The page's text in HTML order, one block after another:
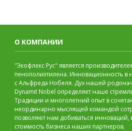
О КОМПАНИИ
"Экофлекс Рус" является
пенополиэтилена. Инновационность в
с Альфреда Нобеля. Дух нашей
Dynamit Nobel определяет наше
Традиции и многолетний опыт в
неординарно мыслящей командой
позволяют нам добиваться инноваций,
стоимость бизнеса наших партнеров.